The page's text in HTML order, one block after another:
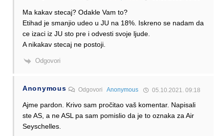
Ma kakav stecaj? Odakle Vam to?
Etihad je smanjio udeo u JU na 18%. Iskreno se nadam da
ce izaci iz JU sto pre i odvesti svoje ljude.
A nikakav stecaj ne postoji.
Odgovori
Anonymous OdgovoriAnonymous 05.10.2021. 09:18
Ajme pardon. Krivo sam pročitao vaš komentar. Napisali
ste AS, a ne ASL pa sam pomislio da je to oznaka za Air
Seyschelles.